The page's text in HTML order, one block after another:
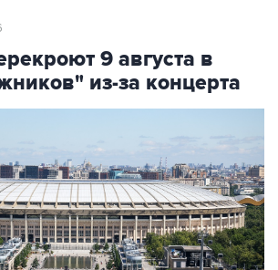
9 августа в
из-за концерта